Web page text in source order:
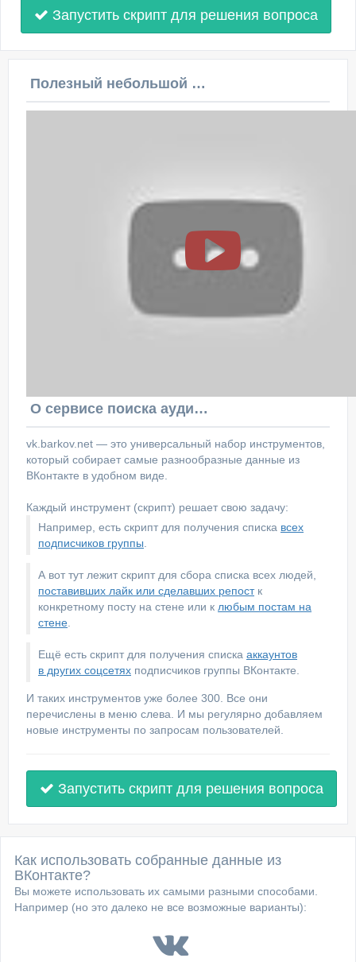
Запустить скрипт для решения вопроса
Полезный небольшой видеоурок по этой теме
О сервисе поиска аудитории ВКонтакте
vk.barkov.net — это универсальный набор инструментов,
который собирает самые разнообразные данные из
ВКонтакте в удобном виде.
Каждый инструмент (скрипт) решает свою задачу:
Например, есть скрипт для получения списка всех
подписчиков группы
А вот тут лежит скрипт для сбора списка всех людей,
поставивших лайк или сделавших репостк
конкретному посту на стене или к любым постам на
стене
Ещё есть скрипт для получения списка аккаунтов
в других соцсетях подписчиков группы ВКонтакте.
И таких инструментов уже более 300. Все они
перечислены в меню слева. И мы регулярно добавляем
новые инструменты по запросам пользователей.
Запустить скрипт для решения вопроса
Как использовать собранные данные из
ВКонтакте?
Вы можете использовать их самыми разными способами.
Например (но это далеко не все возможные варианты):